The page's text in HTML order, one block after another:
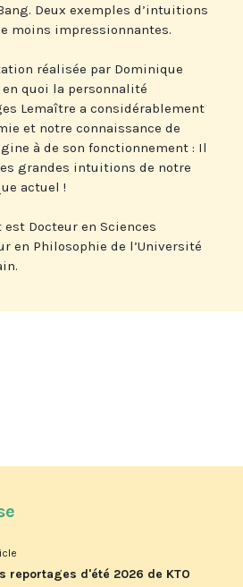
Deux exemples d’intuitions
moins impressionnantes.
réalisée par Dominique
en quoi la personnalité
Lemaître a considérablement
et notre connaissance de
à de son fonctionnement : Il
grandes intuitions de notre
actuel !
Docteur en Sciences
en Philosophie de l’Université
reportages d'été 2026 de KTO